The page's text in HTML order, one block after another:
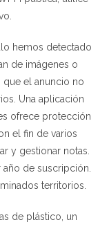
hemos detectado
de imágenes o
que el anuncio no
Una aplicación
ofrece protección
el fin de varios
y gestionar notas.
de suscripción.
territorios.
de plástico, un